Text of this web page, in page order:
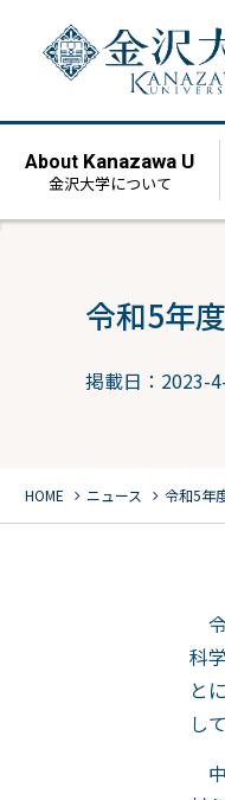
About Kanazawa U
金沢大学について
令和5年
掲載日：2023-
HOME chevron_right ニュース chevron_right 令和5年
科
と
し